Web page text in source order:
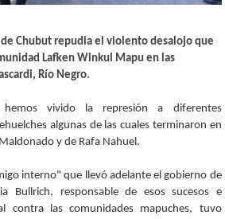
de Chubut repudia el violento desalojo que
Lafken Winkul Mapu en las
Río Negro.
hemos vivido la represión a diferentes
algunas de las cuales terminaron en
y de Rafa Nahuel.
interno" que llevó adelante el gobierno de
Bullrich, responsable de esos sucesos e
contra las comunidades mapuches, tuvo